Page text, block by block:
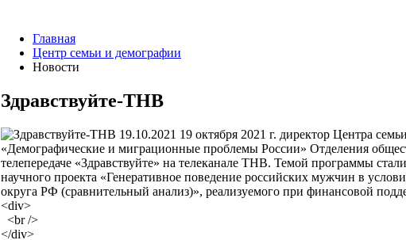
Главная
Центр семьи и демографии
Новости
Здравствуйте-ТНВ
19.10.2021 19 октября 2021 г. директор Центра
«Демографические и миграционные проблемы России» Отделения
телепередаче «Здравствуйте» на телеканале ТНВ. Темой программы
научного проекта «Генеративное поведение российских мужчин в
округа РФ (сравнительный анализ)», реализуемого при финансовой
<div>
<br />
</div>